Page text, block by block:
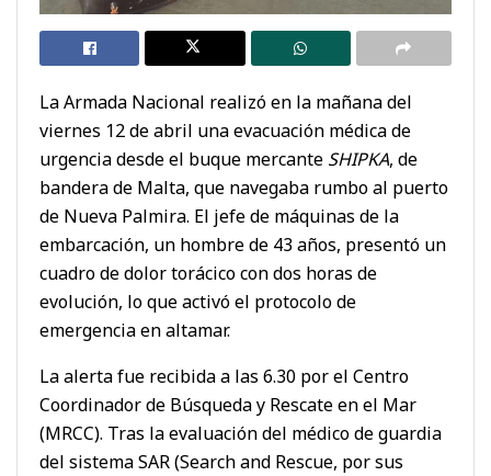
La Armada Nacional realizó en la mañana del
viernes 12 de abril una evacuación médica de
urgencia desde el buque mercante SHIPKA, de
bandera de Malta, que navegaba rumbo al puerto
de Nueva Palmira. El jefe de máquinas de la
embarcación, un hombre de 43 años, presentó un
cuadro de dolor torácico con dos horas de
evolución, lo que activó el protocolo de
emergencia en altamar.
La alerta fue recibida a las 6.30 por el Centro
Coordinador de Búsqueda y Rescate en el Mar
(MRCC). Tras la evaluación del médico de guardia
del sistema SAR (Search and Rescue, por sus